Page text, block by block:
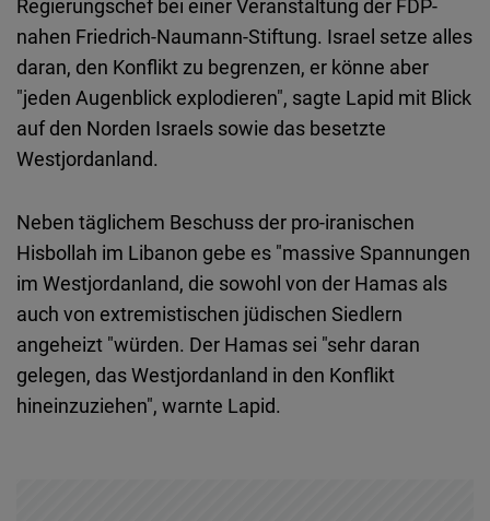
Regierungschef bei einer Veranstaltung der FDP-
nahen Friedrich-Naumann-Stiftung. Israel setze alles
daran, den Konflikt zu begrenzen, er könne aber
"jeden Augenblick explodieren", sagte Lapid mit Blick
auf den Norden Israels sowie das besetzte
Westjordanland.
Neben täglichem Beschuss der pro-iranischen
Hisbollah im Libanon gebe es "massive Spannungen
im Westjordanland, die sowohl von der Hamas als
auch von extremistischen jüdischen Siedlern
angeheizt "würden. Der Hamas sei "sehr daran
gelegen, das Westjordanland in den Konflikt
hineinzuziehen", warnte Lapid.
Typeform
Embed